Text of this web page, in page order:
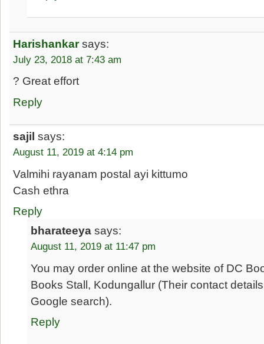
Harishankar says:
July 23, 2018 at 7:43 am
? Great effort
Reply
sajil says:
August 11, 2019 at 4:14 pm
Valmihi rayanam postal ayi kittumo
Cash ethra
Reply
bharateeya says:
August 11, 2019 at 11:47 pm
You may order online at the website of DC
Books Stall, Kodungallur (Their contact
Google search).
Reply